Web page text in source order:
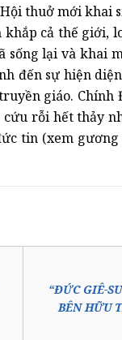
thuở mới khai
cả thế giới,
sống lại và khai
đến sự hiện
giáo. Chính
rỗi hết thảy
tin (xem
“ĐỨC GIÊ-
BÊN HỮU